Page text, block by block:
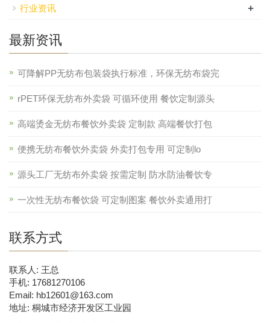
行业资讯 +
最新资讯
可降解PP无纺布包装袋执行标准，环保无纺布袋完
rPET环保无纺布外卖袋 可循环使用 餐饮定制源头
高端烫金无纺布餐饮外卖袋 定制款 高端餐饮打包
便携无纺布餐饮外卖袋 外卖打包专用 可定制lo
源头工厂无纺布外卖袋 按需定制 防水防油餐饮专
一次性无纺布餐饮袋 可定制图案 餐饮外卖通用打
联系方式
联系人: 王总
手机: 17681270106
Email: hb12601@163.com
地址: 桐城市经济开发区工业园